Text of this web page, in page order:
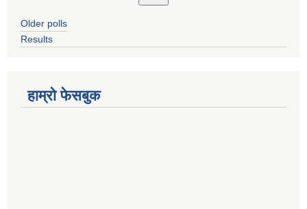
Older polls
Results
हाम्रो फेसबुक